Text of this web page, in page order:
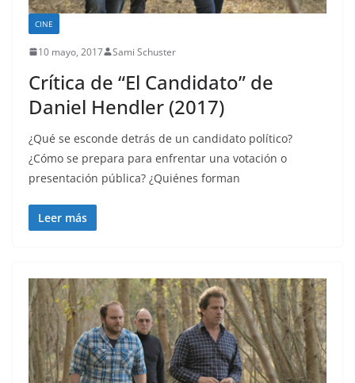
CINE
10 mayo, 2017 Sami Schuster
Crítica de “El Candidato” de
Daniel Hendler (2017)
¿Qué se esconde detrás de un candidato político?
¿Cómo se prepara para enfrentar una votación o
presentación pública? ¿Quiénes forman
Leer más